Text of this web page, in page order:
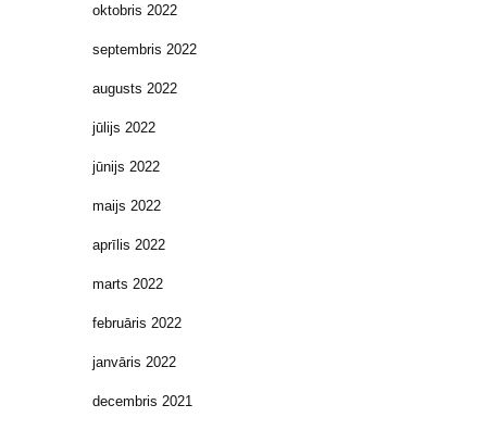
oktobris 2022
septembris 2022
augusts 2022
jūlijs 2022
jūnijs 2022
maijs 2022
aprīlis 2022
marts 2022
februāris 2022
janvāris 2022
decembris 2021